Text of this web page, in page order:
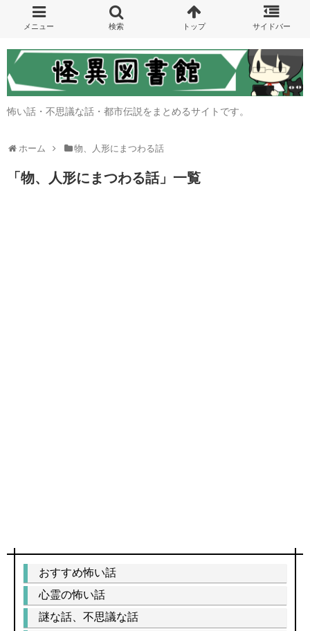
怖い話・不思議な話・都市伝説をまとめるサイトです。
ホーム 物、人形にまつわる話
「 物、人形にまつわる話」 一覧
おすすめ怖い話
心霊の怖い話
謎な話、不思議な話